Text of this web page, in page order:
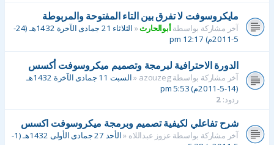
مايكروسوفت لا تفرق بين التاء المفتوحة والمربوطة
آخر مشاركة بواسطةأبوالحارث«
الثلاثاء 21 جمادى الآخرة 1432هـ (24-
5-2011م) 12:17 pm
الدورة الاحترافية لبرمجة وتصميم ميكروسوفت أكسس
آخر مشاركة بواسطةazouzeg
«
السبت 11 جمادى الآخرة 1432هـ
(14-5-2011م) 5:53 pm
ردود: 2
شرح تفاعلي لكيفية تصميم وبرمجة ميكروسوفت اكسس
آخر مشاركة بواسطة عزوز عبداللاه «
الأحد 27 جمادى الأولى 1432هـ (1-